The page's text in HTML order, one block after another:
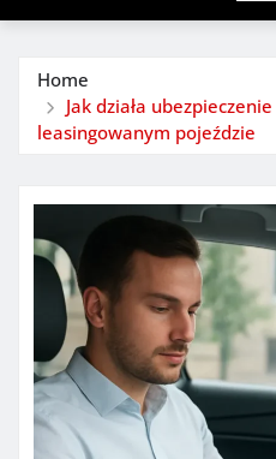
Home
Jak działa
leasingowanym pojeździe